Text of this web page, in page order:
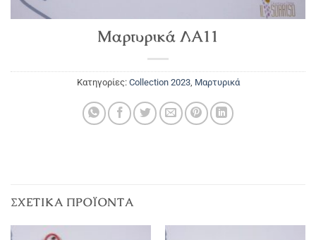
Μαρτυρικά ΛΑ11
Κατηγορίες: Collection 2023, Μαρτυρικά
ΣΧΕΤΙΚΆ ΠΡΟΪΌΝΤΑ